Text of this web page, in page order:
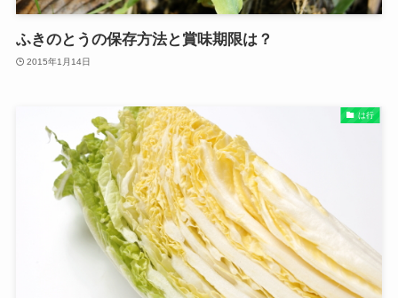
ふきのとうの保存方法と賞味期限は？
2015年1月14日
は行